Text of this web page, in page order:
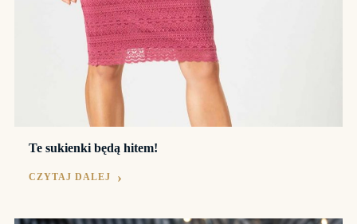
Te sukienki będą hitem!
CZYTAJ DALEJ